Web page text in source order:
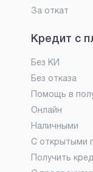
За откат
Кредит с
Без КИ
Без отказа
Помощь в
Онлайн
Наличными
С открытыми
Получить